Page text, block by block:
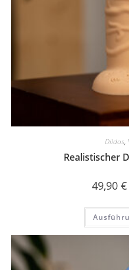
Dildos,
Realistischer
49,90 €